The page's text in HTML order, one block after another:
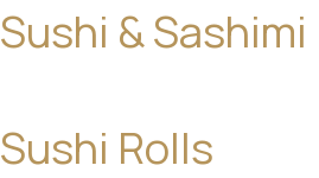
Sushi & Sashimi
Sushi Rolls